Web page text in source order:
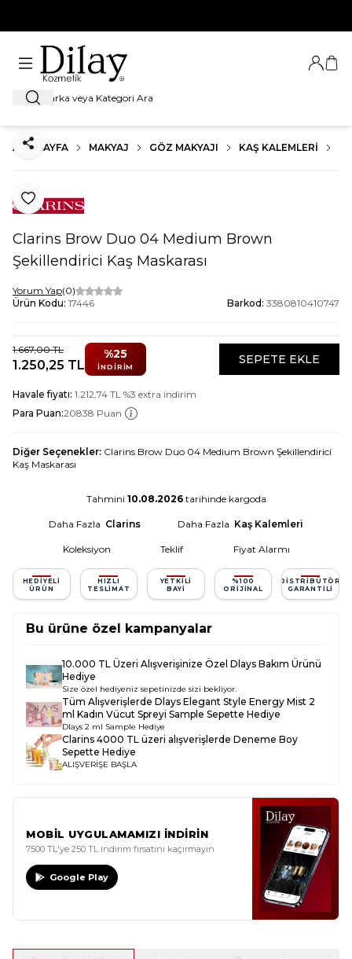
Ara
Giriş
ANA SAYFA MAKYAJ GÖZ MAKYAJI KAŞ KALEMLERI
Favoriye Ekle
Paylaş
Clarins Brow Duo 04 Medium Brown
Şekillendirici Kaş Maskarası
Yorum Yap(0)
Ürün Kodu: 17446 Barkod: 3380810410747
1.667,00TL
1.250,25 TL
%25
İNDIRIM
SEPETE EKLE
Havale fiyatı: 1.212,74 TL %3 extra indirim
Para Puan:20838 Puan
Diğer Seçenekler: Clarins Brow Duo 04 Medium Brown Şekillendirici
Kaş Maskarası
Tahmini 10.08.2026tarihinde kargoda
Daha Fazla Clarins Daha Fazla Kaş Kalemleri
Koleksiyon Teklif Fiyat Alarmı
HEDIYELI
ÜRÜN
HIZLI
TESLIMAT
YETKILI
BAYI
%100
ORIJINAL
DISTRIBÜTÖR
GARANTILI
Bu ürüne özel kampanyalar
10.000 TL Üzeri Alışverişinize Özel Dlays Bakım Ürünü
Hediye
Size özel hediyeniz sepetinizde sizi bekliyor.
Tüm Alışverişlerde Dlays Elegant Style Energy Mist 2
ml Kadın Vücut Spreyi Sample Sepette Hediye
Dlays 2 ml Sample Hediye
Clarins 4000 TL üzeri alışverişlerde Deneme Boy
Sepette Hediye
ALIŞVERİŞE BAŞLA
MOBİL UYGULAMAMIZI İNDİRİN
7500 TL'ye 250 TL indirim fırsatını kaçırmayın
Google Play